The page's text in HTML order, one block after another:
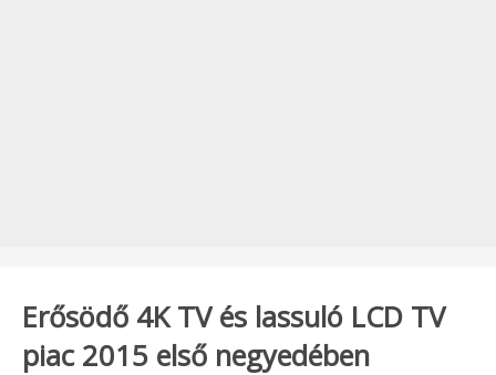
Erősödő 4K TV és lassuló LCD TV
piac 2015 első negyedében